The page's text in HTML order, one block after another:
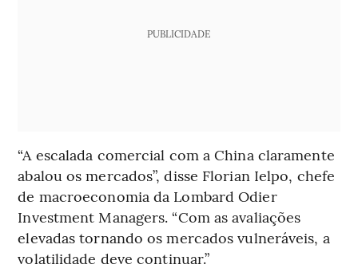
PUBLICIDADE
“A escalada comercial com a China claramente
abalou os mercados”, disse Florian Ielpo, chefe
de macroeconomia da Lombard Odier
Investment Managers. “Com as avaliações
elevadas tornando os mercados vulneráveis, a
volatilidade deve continuar.”